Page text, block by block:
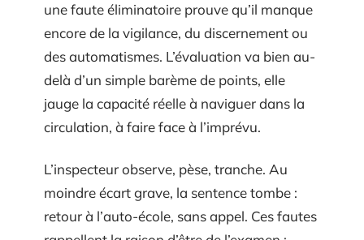
une faute éliminatoire prouve qu’il manque
encore de la vigilance, du discernement ou
des automatismes. L’évaluation va bien au-
delà d’un simple barème de points, elle
jauge la capacité réelle à naviguer dans la
circulation, à faire face à l’imprévu.
L’inspecteur observe, pèse, tranche. Au
moindre écart grave, la sentence tombe :
retour à l’auto-école, sans appel. Ces fautes